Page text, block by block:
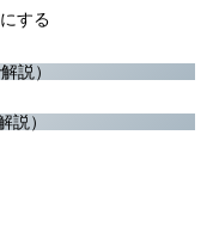
する
説）
説）